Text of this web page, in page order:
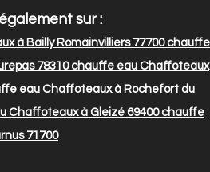
sur :
à Bailly Romainvilliers 77700chauffe
78310chauffe eau Chaffoteaux
eau Chaffoteaux à Rochefort du
Chaffoteaux à Gleizé 69400chauffe
71700